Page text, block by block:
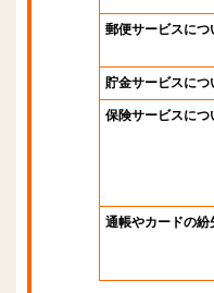
郵便サービスにつ
貯金サービスにつ
保険サービスにつ
通帳やカードの